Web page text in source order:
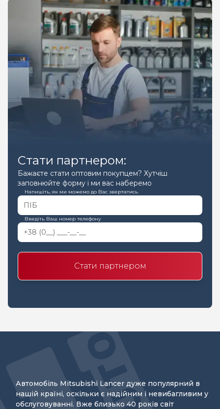
Стати партнером:
Бажаєте стати оптовим покупцем? Хутчіш
заповнюйте форму і ми вас наберемо
Напишіть, як ми можемо до Вас звертатись
Введіть Ваш номер телефону
Стати партнером
Автомобіль Mitsubishi Lancer дуже популярний в
нашій країні, оскільки є надійним і невибагливим у
обслуговуванні. Вже близько 40 років світ